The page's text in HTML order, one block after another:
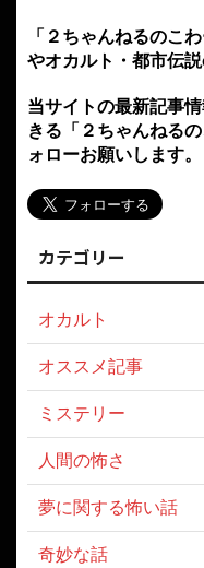
やオカルト・都市伝
当サイトの最新記事
きる「２ちゃんねる
カテゴリー
オカルト
オススメ記事
ミステリー